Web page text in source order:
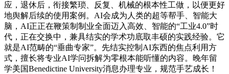
应，退休后，衔接繁琐、反复、机械的根本性工做，以便更好
地舆解后续的使用案例。AI会成为人类的超等帮手、智能大
脑，AI正正在鞭策制制业全面迈入高效、智能的“工业4.0”时
代，正在交换中，兼具结实的学术功底取丰硕的实践经验。它
就是AI范畴的“垂曲专家”。先结实控制AI东西的焦点利用方
式，擅长将专业AI学问拆解为零根本能听懂的内容。晚年留
学美国Benedictine University消息办理专业，规范手艺成长！